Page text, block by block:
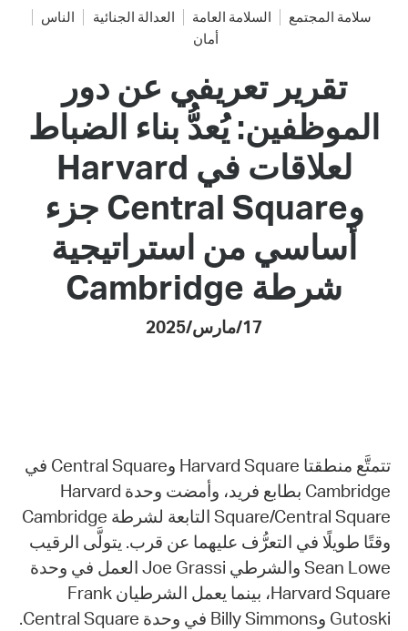
سلامة المجتمع السلامة العامة العدالة الجنائية
الناس
أمان
تقرير تعريفي عن دور
الموظفين: يُعدُّ بناء الضباط
لعلاقات في Harvard
وCentral Square جزء
أساسي من استراتيجية
شرطة Cambridge
17/مارس/2025
تتمتَّع منطقتا Harvard Square وCentral Square في
Cambridge بطابع فريد، وأمضت وحدة Harvard
Square/Central Square التابعة لشرطة Cambridge
وقتًا طويلًا في التعرُّف عليهما عن قرب. يتولَّى الرقيب
Sean Lowe والشرطي Joe Grassi العمل في وحدة
Harvard Square، بينما يعمل الشرطيان Frank
Gutoski وBilly Simmons في وحدة Central Square.